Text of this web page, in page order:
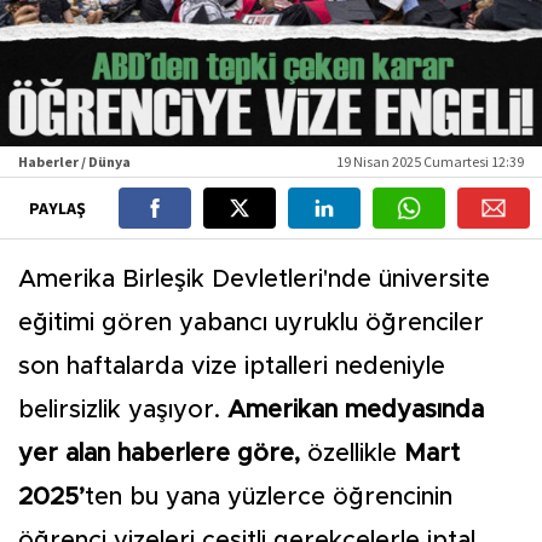
Haberler / Dünya 19 Nisan 2025 Cumartesi 12:39
PAYLAŞ
Amerika Birleşik Devletleri'nde üniversite
eğitimi gören yabancı uyruklu öğrenciler
son haftalarda vize iptalleri nedeniyle
belirsizlik yaşıyor. Amerikan medyasında
yer alan haberlere göre, özellikle Mart
2025’ten bu yana yüzlerce öğrencinin